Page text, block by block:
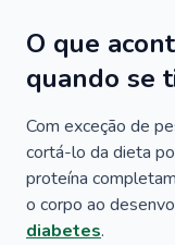
O que
quando se
Com exceção de
cortá-lo da dieta
proteína
o corpo ao
diabetes.